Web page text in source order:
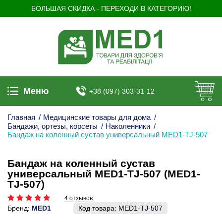
БОЛЬШАЯ СКИДКА - ПЕРЕХОДИ В КАТЕГОРИЮ!
Меню +38 (097) 303-31-12
Главная / Медицинские товары для дома /
Бандажи, ортезы, корсеты / Наколенники /
Бандаж на коленный сустав универсальный MED1-TJ-507
Бандаж на коленный сустав
универсальный MED1-TJ-507 (MED1-
TJ-507)
4 отзывов
Бренд: MED1 Код товара: MED1-TJ-507